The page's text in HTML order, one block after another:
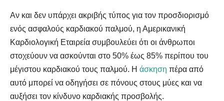
Αν και δεν υπάρχει ακριβής τύπος για τον προσδιορισμό
ενός ασφαλούς καρδιακού παλμού, η Αμερικανική
Καρδιολογική Εταιρεία συμβουλεύει ότι οι άνθρωποι
στοχεύουν να ασκούνται στο 50% έως 85% περίπου του
μέγιστου καρδιακού τους παλμού. Η άσκηση πέρα ​​από
αυτό μπορεί να οδηγήσει σε πόνους στους μύες και να
αυξήσει τον κίνδυνο καρδιακής προσβολής.